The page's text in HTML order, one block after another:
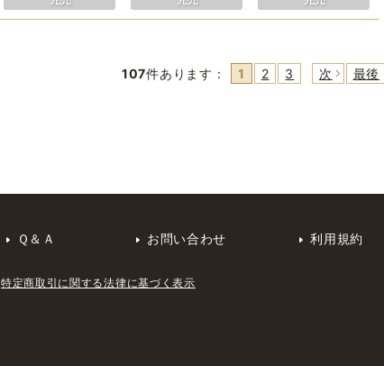
107件あります ： 1 2 3 次 最後
Ｑ＆Ａ お問い合わせ 利用規約
特定商取引に関する法律に基づく表示